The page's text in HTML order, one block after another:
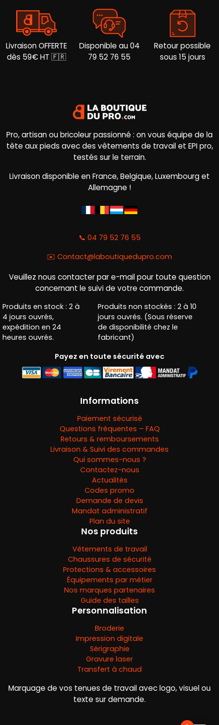
produit
Livraison OFFERTE
dès 59€ HT 🇫🇷
Disponible au 04
79 52 76 55
Retour possible
sous 15 jours
Pro, artisan ou bricoleur passionné : on vous équipe de la
tête aux pieds avec des vêtements de travail et EPI pro,
testés sur le terrain.
Livraison disponible en France, Belgique, Luxembourg et
Allemagne !
📞 04 79 52 76 55
✉️ Contact@laboutiquedupro.com
Veuillez nous contacter par e-mail pour toute question
concernant le suivi de votre commande.
Produits en stock : 2 à
4 jours ouvrés,
expédition en 24
heures ouvrés.
Produits non stockés : 2 à 10
jours ouvrés. (Sous réserve
de disponibilité chez le
fabricant)
Payez en toute sécurité avec
Informations
Paiement sécurisé
Questions fréquentes – FAQ
Retours & remboursements
Livraison & Suivi des commandes
Qui sommes-nous ?
Contactez-nous
Actualités
Codes promo
Demande de devis
Mandat administratif
Plan du site
Nos produits
Vêtements de travail
Chaussures de sécurité
Protections & accessoires
Équipements par métier
Nos marques partenaires
Guide des tailles
Personnalisation
Broderie
Impression digitale
Sérigraphie
Gravure laser
Transfert à chaud
Marquage de vos tenues de travail avec logo, visuel ou
texte sur demande.